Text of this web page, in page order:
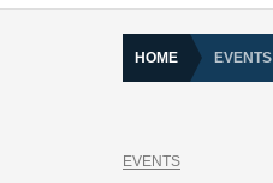
HOME EVENTS
EVENTS